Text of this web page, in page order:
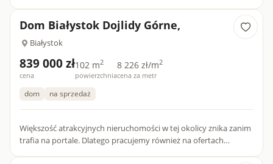
Dom Białystok Dojlidy Górne,
Białystok
839 000 zł
cena
102 m2
powierzchnia
8 226 zł/m2
cena za metr
dom na sprzedaż
Większość atrakcyjnych nieruchomości w tej okolicy znika zanim
trafia na portale. Dlatego pracujemy również na ofertach